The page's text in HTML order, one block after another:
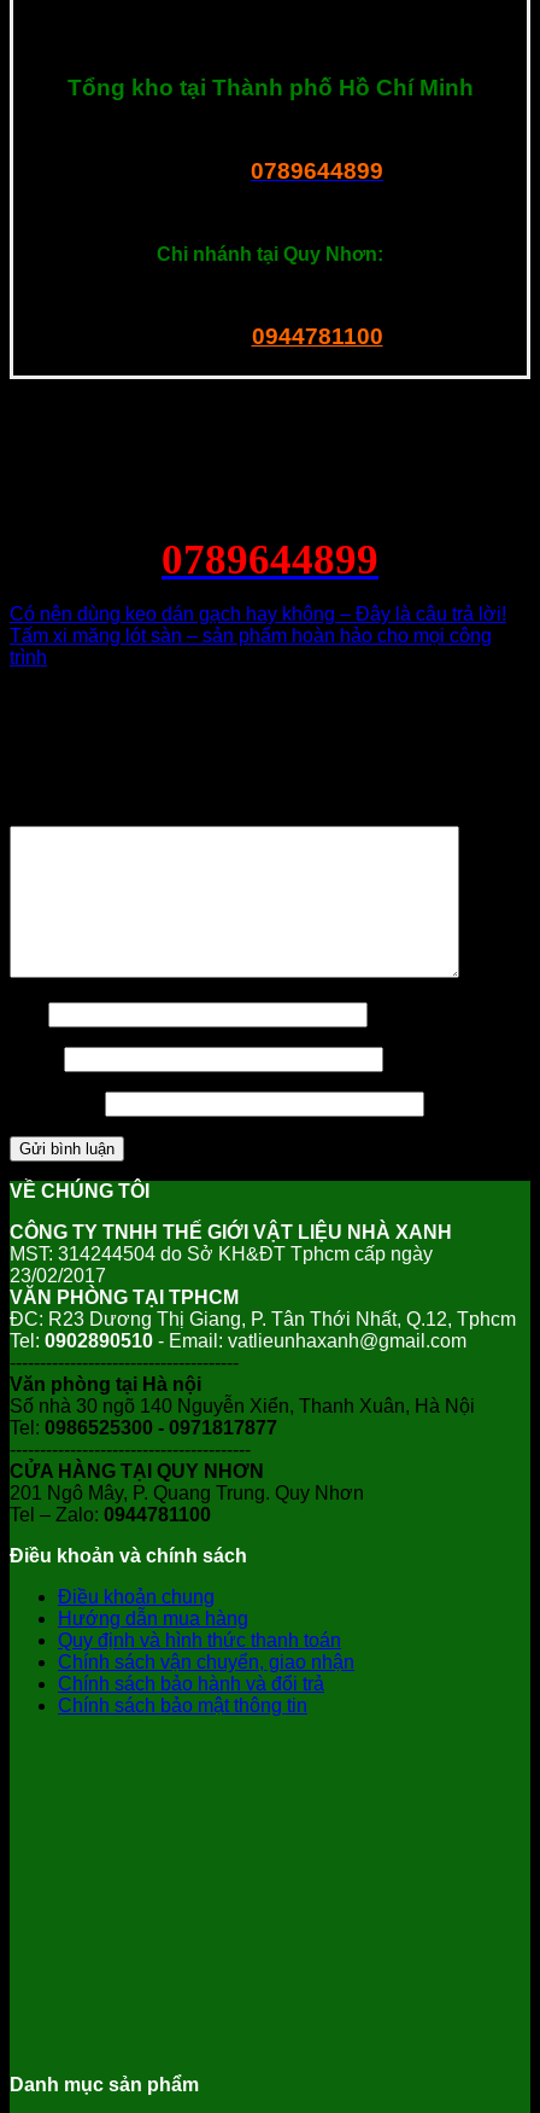
Tổng kho tại Thành phố Hồ Chí Minh
0789644899
Chi nhánh tại Quy Nhơn:
0944781100
0789644899
Có nên dùng keo dán gạch hay không – Đây là câu trả lời!
Tấm xi măng lót sàn – sản phẩm hoàn hảo cho mọi công
trình
VỀ CHÚNG TÔI
CÔNG TY TNHH THẾ GIỚI VẬT LIỆU NHÀ XANH
MST: 314244504 do Sở KH&ĐT Tphcm cấp ngày
23/02/2017
VĂN PHÒNG TẠI TPHCM
ĐC: R23 Dương Thị Giang, P. Tân Thới Nhất, Q.12, Tphcm
Tel: 0902890510 - Email: vatlieunhaxanh@gmail.com
--------------------------------------
Văn phòng tại Hà nội
Số nhà 30 ngõ 140 Nguyễn Xiển, Thanh Xuân, Hà Nội
Tel: 0986525300 - 0971817877
----------------------------------------
CỬA HÀNG TẠI QUY NHƠN
201 Ngô Mây, P. Quang Trung. Quy Nhơn
Tel – Zalo: 0944781100
Điều khoản và chính sách
Điều khoản chung
Hướng dẫn mua hàng
Quy định và hình thức thanh toán
Chính sách vận chuyển, giao nhận
Chính sách bảo hành và đổi trả
Chính sách bảo mật thông tin
Danh mục sản phẩm